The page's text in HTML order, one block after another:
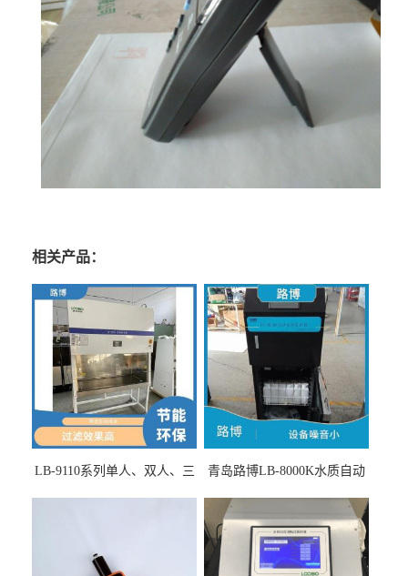
相关产品：
LB-9110系列单人、双人、三
青岛路博LB-8000K水质自动